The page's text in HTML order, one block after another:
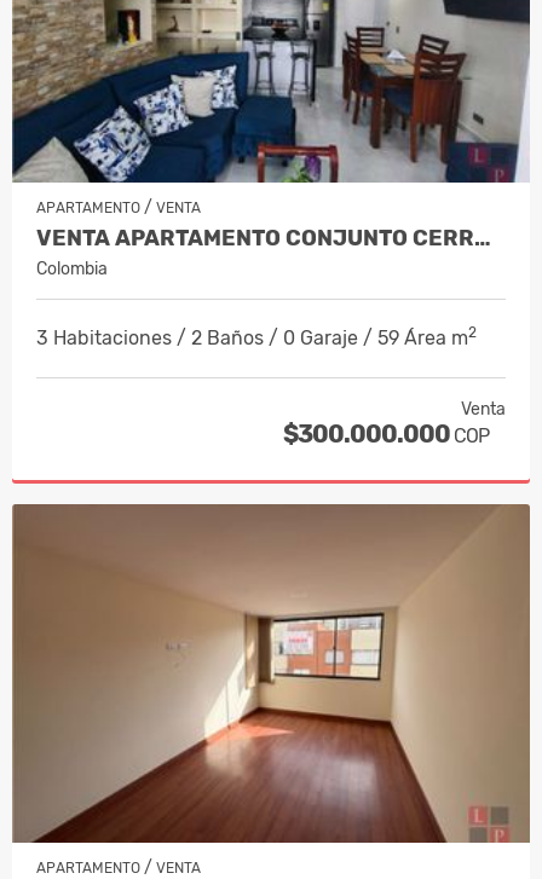
APARTAMENTO / VENTA
VENTA APARTAMENTO CONJUNTO CERRADO SE…
Colombia
3 Habitaciones / 2 Baños / 0 Garaje / 59 Área m2
Venta
$300.000.000 COP
APARTAMENTO / VENTA